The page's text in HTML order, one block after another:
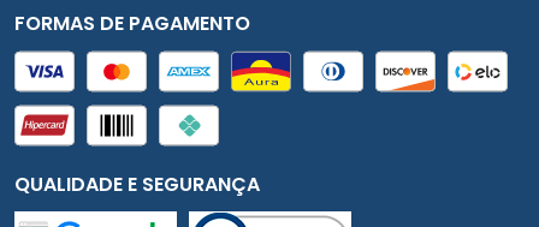
FORMAS DE PAGAMENTO
QUALIDADE E SEGURANÇA